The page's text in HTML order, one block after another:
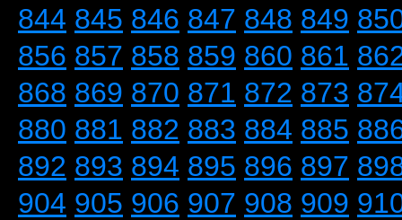
844 845 846 847 848 849
856 857 858 859 860 861
868 869 870 871 872 873
880 881 882 883 884 885
892 893 894 895 896 897
904 905 906 907 908 909